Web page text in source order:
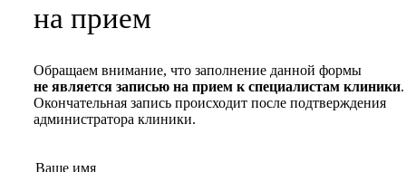
на прием
Обращаем внимание, что заполнение данной формы
не является записью на прием к специалистам клиники.
Окончательная запись происходит после подтверждения
администратора клиники.